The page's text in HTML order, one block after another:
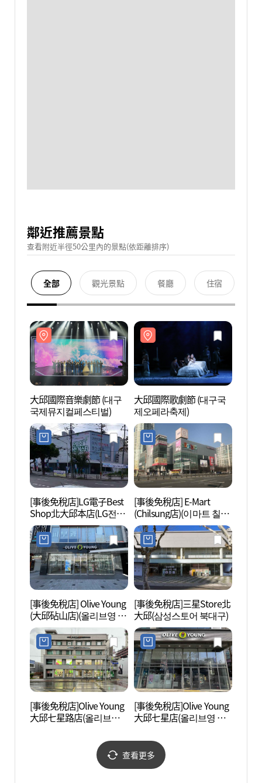
鄰近推薦景點
查看附近半徑50公里內的景點(依距離排序)
全部 觀光景點 餐廳 住宿
大邱國際音樂劇節 (대구
국제뮤지컬페스티벌)
大邱國際歌劇節 (대구국
제오페라축제)
[事後免稅店]LG電子Best
Shop北大邱本店(LG전자
베스트샵 북대구본점)
[事後免稅店] E-Mart
(Chilsung店)(이마트 칠성
점)
[事後免稅店] Olive Young
(大邱砧山店)(올리브영 대
구침산점)
[事後免稅店]三星Store北
大邱(삼성스토어 북대구)
[事後免稅店]Olive Young
大邱七星路店(올리브영
[事後免稅店]Olive Young
大邱七星店(올리브영 대
查看更多